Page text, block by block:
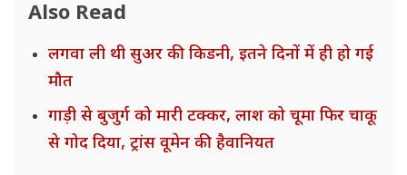
Also Read
लगवा ली थी सुअर की किडनी, इतने दिनों में ही हो गई
मौत
गाड़ी से बुजुर्ग को मारी टक्कर, लाश को चूमा फिर चाकू
से गोद दिया, ट्रांस वूमेन की हैवानियत